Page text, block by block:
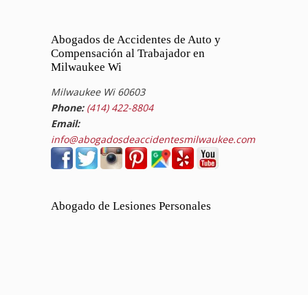
Abogados de Accidentes de Auto y
Compensación al Trabajador en
Milwaukee Wi
Milwaukee Wi 60603
Phone: (414) 422-8804
Email:
info@abogadosdeaccidentesmilwaukee.com
Abogado de Lesiones Personales